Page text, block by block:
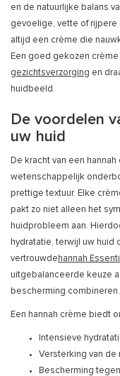
en de natuurlijke balans
gevoelige, vette of rijpere
altijd een crème die
Een goed gekozen
gezichtsverzorging en
huidbeeld.
De voordelen
uw huid
De kracht van een
wetenschappelijk
prettige textuur. Elke
pakt zo niet alleen het
huidprobleem aan.
hydratatie, terwijl uw huid
vertrouwde hannah
uitgebalanceerde keuze
bescherming combineren.
Een hannah crème biedt
Intensieve
Versterking van de
Bescherming